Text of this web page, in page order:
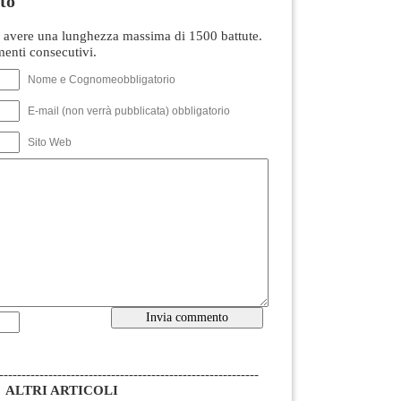
una lunghezza massima di 1500 battute.
consecutivi.
Nome e Cognomeobbligatorio
E-mail (non verrà pubblicata) obbligatorio
Sito Web
ALTRI ARTICOLI